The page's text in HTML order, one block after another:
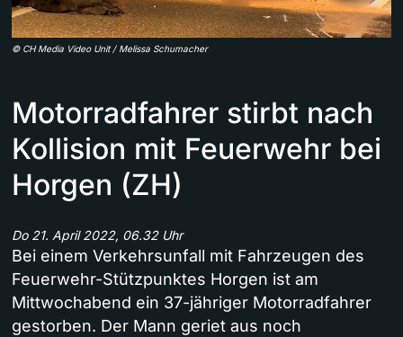
© CH Media Video Unit / Melissa Schumacher
Motorradfahrer stirbt nach
Kollision mit Feuerwehr bei
Horgen (ZH)
Do 21. April 2022, 06.32 Uhr
Bei einem Verkehrsunfall mit Fahrzeugen des
Feuerwehr-Stützpunktes Horgen ist am
Mittwochabend ein 37-jähriger Motorradfahrer
gestorben. Der Mann geriet aus noch